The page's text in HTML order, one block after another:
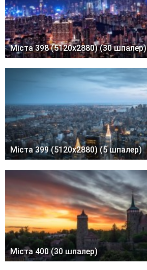
Міста 398 (5120x2880) (30 шпалер)
Міста 399 (5120x2880) (5 шпалер)
Міста 400 (30 шпалер)